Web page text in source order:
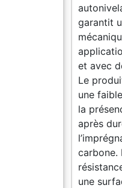
garantit
et avec
Le
une
la
après
carbone.
une